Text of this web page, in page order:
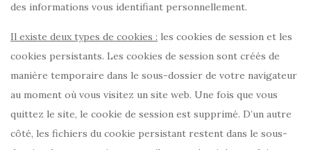
des informations vous identifiant personnellement.
Il existe deux types de cookies : les cookies de session et les
cookies persistants. Les cookies de session sont créés de
manière temporaire dans le sous-dossier de votre navigateur
au moment où vous visitez un site web. Une fois que vous
quittez le site, le cookie de session est supprimé. D’un autre
côté, les fichiers du cookie persistant restent dans le sous-